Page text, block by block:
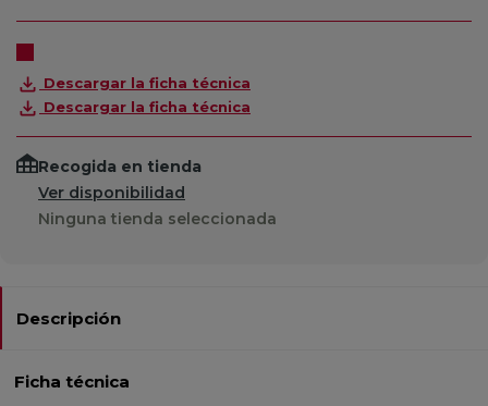
Descargar la ficha técnica
Descargar la ficha técnica
Recogida en tienda
Ver disponibilidad
Ninguna tienda seleccionada
Descripción
Ficha técnica